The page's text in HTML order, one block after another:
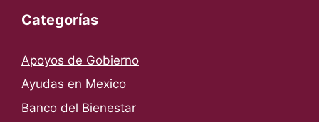
Categorías
Apoyos de Gobierno
Ayudas en Mexico
Banco del Bienestar